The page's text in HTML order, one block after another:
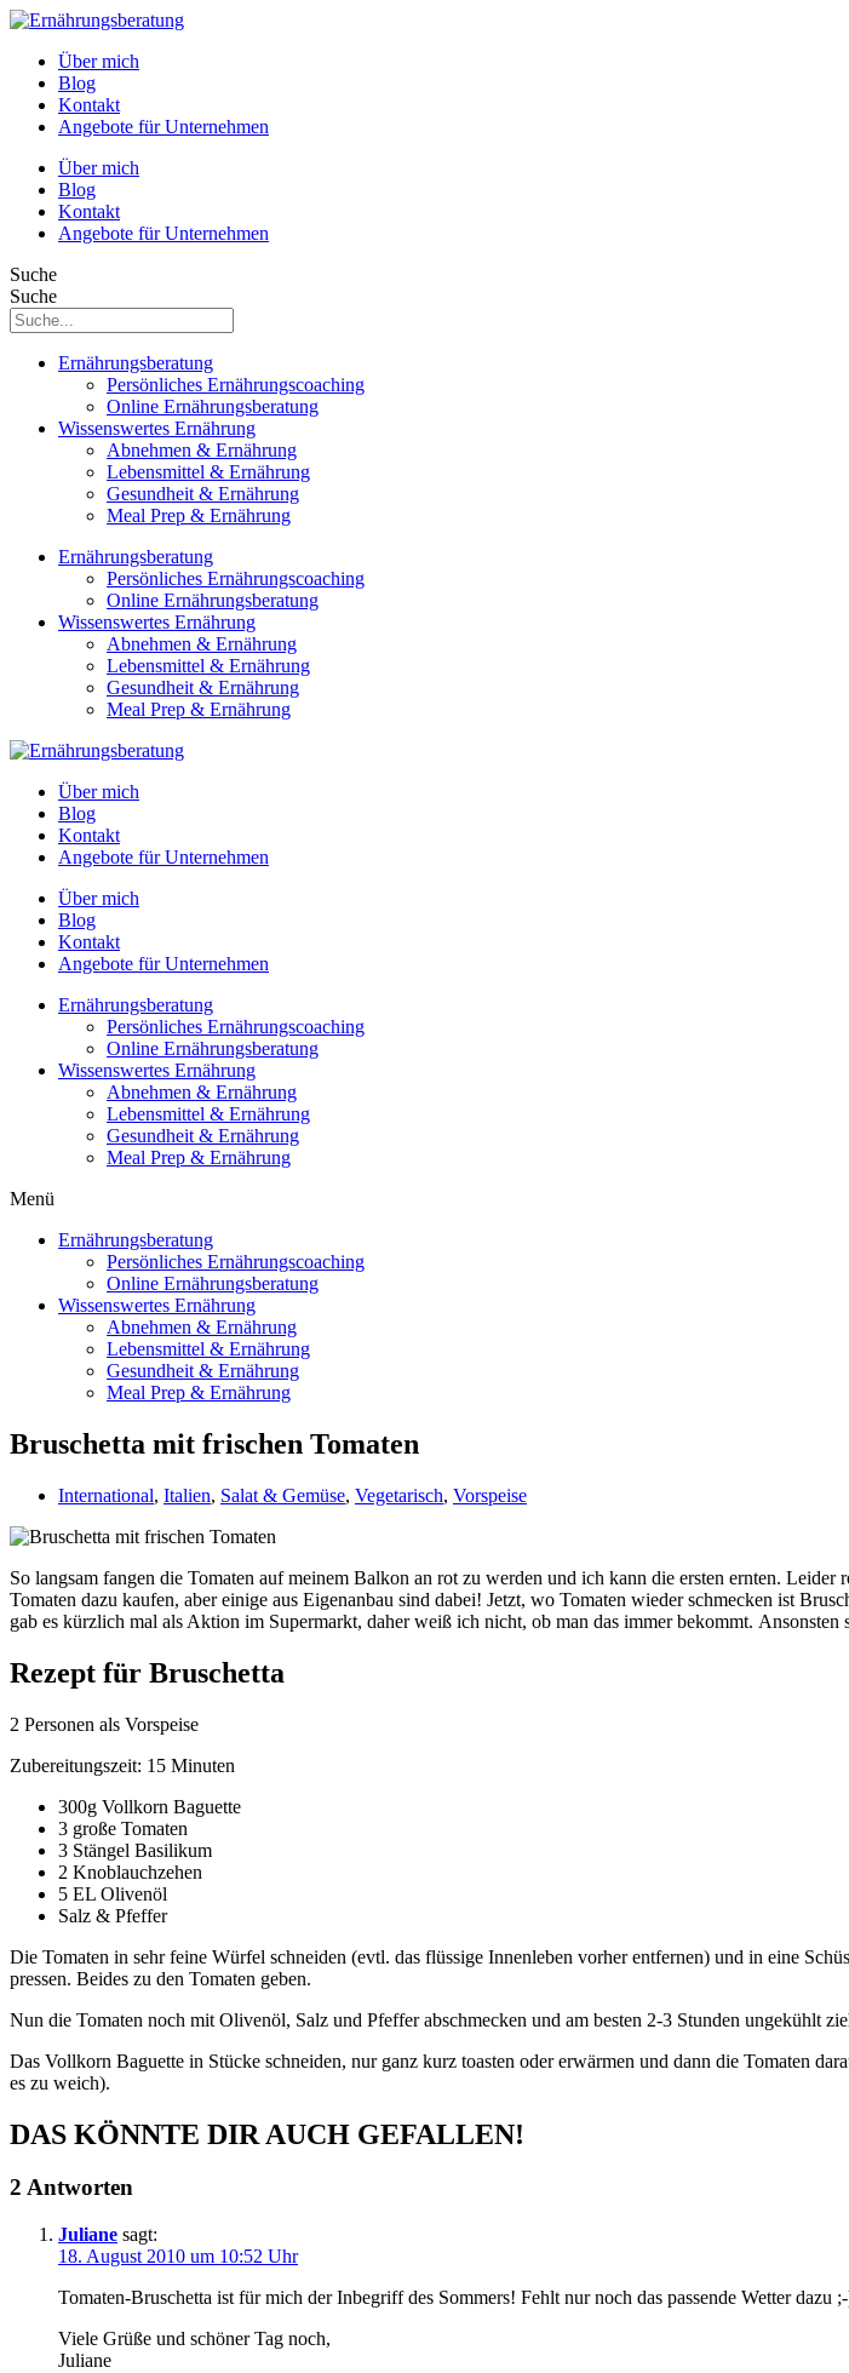
Über mich
Blog
Kontakt
Angebote für Unternehmen
Über mich
Blog
Kontakt
Angebote für Unternehmen
Suche
Suche
Ernährungsberatung
Persönliches Ernährungscoaching
Online Ernährungsberatung
Wissenswertes Ernährung
Abnehmen & Ernährung
Lebensmittel & Ernährung
Gesundheit & Ernährung
Meal Prep & Ernährung
Ernährungsberatung
Persönliches Ernährungscoaching
Online Ernährungsberatung
Wissenswertes Ernährung
Abnehmen & Ernährung
Lebensmittel & Ernährung
Gesundheit & Ernährung
Meal Prep & Ernährung
Über mich
Blog
Kontakt
Angebote für Unternehmen
Über mich
Blog
Kontakt
Angebote für Unternehmen
Ernährungsberatung
Persönliches Ernährungscoaching
Online Ernährungsberatung
Wissenswertes Ernährung
Abnehmen & Ernährung
Lebensmittel & Ernährung
Gesundheit & Ernährung
Meal Prep & Ernährung
Menü
Ernährungsberatung
Persönliches Ernährungscoaching
Online Ernährungsberatung
Wissenswertes Ernährung
Abnehmen & Ernährung
Lebensmittel & Ernährung
Gesundheit & Ernährung
Meal Prep & Ernährung
Bruschetta mit frischen Tomaten
International, Italien, Salat & Gemüse, Vegetarisch, Vorspeise
So langsam fangen die Tomaten auf meinem Balkon an rot zu werden und ich kann die ersten ernten.
Tomaten dazu kaufen, aber einige aus Eigenanbau sind dabei! Jetzt, wo Tomaten wieder schmecken ist
gab es kürzlich mal als Aktion im Supermarkt, daher weiß ich nicht, ob man das immer bekommt. Ansonsten
Rezept für Bruschetta
2 Personen als Vorspeise
Zubereitungszeit: 15 Minuten
300g Vollkorn Baguette
3 große Tomaten
3 Stängel Basilikum
2 Knoblauchzehen
5 EL Olivenöl
Salz & Pfeffer
Die Tomaten in sehr feine Würfel schneiden (evtl. das flüssige Innenleben vorher entfernen) und in eine
pressen. Beides zu den Tomaten geben.
Nun die Tomaten noch mit Olivenöl, Salz und Pfeffer abschmecken und am besten 2-3 Stunden ungekühlt
Das Vollkorn Baguette in Stücke schneiden, nur ganz kurz toasten oder erwärmen und dann die Tomaten
es zu weich).
DAS KÖNNTE DIR AUCH GEFALLEN!
2 Antworten
Juliane sagt:
18. August 2010 um 10:52 Uhr
Tomaten-Bruschetta ist für mich der Inbegriff des Sommers! Fehlt nur noch das passende Wetter dazu
Viele Grüße und schöner Tag noch,
Juliane